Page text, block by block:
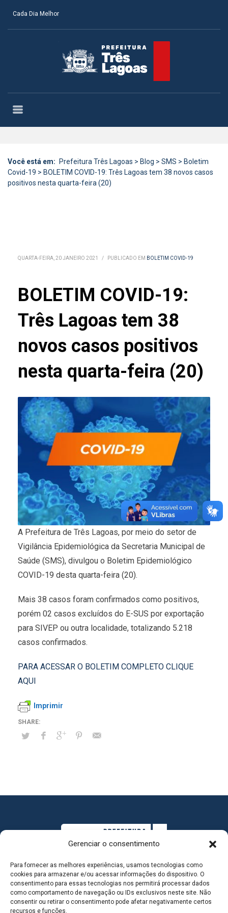
Gerenciar o consentimento
Para fornecer as melhores experiências, usamos tecnologias como
cookies para armazenar e/ou acessar informações do dispositivo. O
consentimento para essas tecnologias nos permitirá processar dados
como comportamento de navegação ou IDs exclusivos neste site. Não
consentir ou retirar o consentimento pode afetar negativamente certos
recursos e funções.
Cada Dia Melhor
Você está em: Prefeitura Três Lagoas > Blog > SMS > Boletim
Covid-19 > BOLETIM COVID-19: Três Lagoas tem 38 novos casos
positivos nesta quarta-feira (20)
QUARTA-FEIRA, 20 JANEIRO 2021 / PUBLICADO EM BOLETIM COVID-19
BOLETIM COVID-19:
Três Lagoas tem 38
novos casos positivos
nesta quarta-feira (20)
A Prefeitura de Três Lagoas, por meio do setor de
Vigilância Epidemiológica da Secretaria Municipal de
Saúde (SMS), divulgou o Boletim Epidemiológico
COVID-19 desta quarta-feira (20).
Mais 38 casos foram confirmados como positivos,
porém 02 casos excluídos do E-SUS por exportação
para SIVEP ou outra localidade, totalizando 5.218
casos confirmados.
PARA ACESSAR O BOLETIM COMPLETO CLIQUE
AQUI
Imprimir
MAPA DO SITE